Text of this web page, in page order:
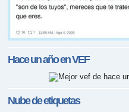
Hace un año enVEF
Nube de etiquetas